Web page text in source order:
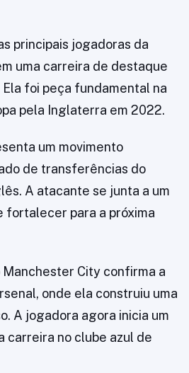
principais jogadoras da
uma carreira de destaque
foi peça fundamental na
pela Inglaterra em 2022.
um movimento
de transferências do
A atacante se junta a um
fortalecer para a próxima
City confirma a
onde ela construiu uma
A jogadora agora inicia um
carreira no clube azul de